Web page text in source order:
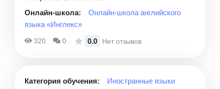
Онлайн-школа:
Онлайн-школа английского
языка «Инглекс»
320 0 0.0 Нет отзывов
Категория обучения: Иностранные языки